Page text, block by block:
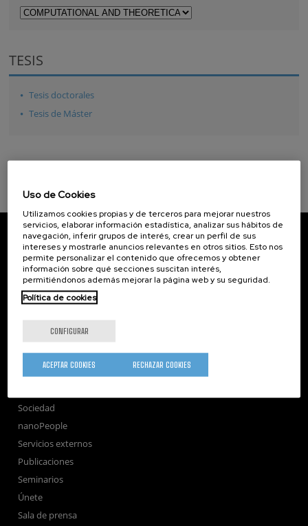
TESIS
Tesis doctorales
Tesis de Máster
CIC nanoGUNE
Tolosa Hiribidea, 76
E-20018 Donostia / San Sebastian
+34 9... Ver teléfono·nano@nanogune.eu
nanoGUNE
Investigación
Sociedad
nanoPeople
Servicios externos
Publicaciones
Seminarios
Únete
Sala de prensa
Uso de Cookies
Utilizamos cookies propias y de terceros para mejorar nuestros
servicios, elaborar información estadística, analizar sus hábitos de
navegación, inferir grupos de interés, crear un perfil de sus
intereses y mostrarle anuncios relevantes en otros sitios. Esto nos
permite personalizar el contenido que ofrecemos y obtener
información sobre qué secciones suscitan interés,
permitiéndonos además mejorar la página web y su seguridad.
Política de cookies
CONFIGURAR
RECHAZAR COOKIES
ACEPTAR COOKIES